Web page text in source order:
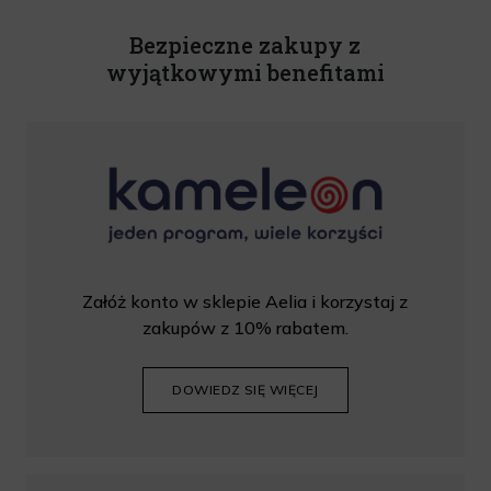
Bezpieczne zakupy z
wyjątkowymi benefitami
Załóż konto w sklepie Aelia i korzystaj z
zakupów z 10% rabatem.
DOWIEDZ SIĘ WIĘCEJ